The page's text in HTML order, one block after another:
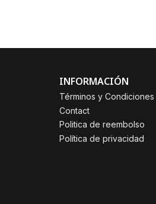
INFORMACIÓN
Términos y Condiciones
Contact
Politica de reembolso
Política de privacidad